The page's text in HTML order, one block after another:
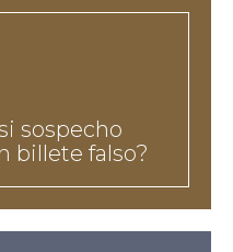
sospecho
billete falso?